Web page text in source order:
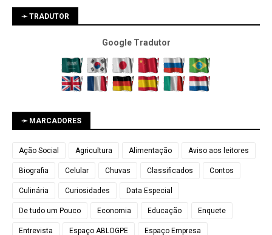
➛ TRADUTOR
Google Tradutor
➛ MARCADORES
Ação Social Agricultura Alimentação Aviso aos leitores
Biografia Celular Chuvas Classificados Contos
Culinária Curiosidades Data Especial
De tudo um Pouco Economia Educação Enquete
Entrevista Espaço ABLOGPE Espaço Empresa